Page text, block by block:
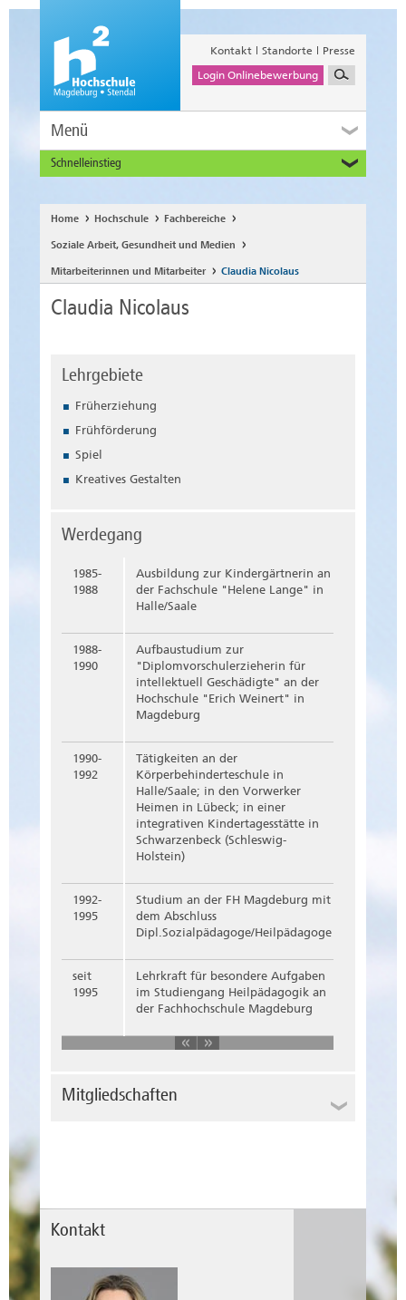
Kontakt Standorte
Presse
Login Onlinebewerbung
Menü
Schnelleinstieg
Alumni
Unternehmen und Institutionen
Beschäftigte
International
Home Hochschule Fachbereiche
Soziale Arbeit, Gesundheit und Medien
Mitarbeiterinnen und Mitarbeiter Claudia Nicolaus
Claudia Nicolaus
Lehrgebiete
Früherziehung
Frühförderung
Spiel
Kreatives Gestalten
Werdegang
1985-
1988
Ausbildung zur Kindergärtnerin an
der Fachschule "Helene Lange" in
Halle/Saale
1988-
1990
Aufbaustudium zur
"Diplomvorschulerzieherin für
intellektuell Geschädigte" an der
Hochschule "Erich Weinert" in
Magdeburg
1990-
1992
Tätigkeiten an der
Körperbehinderteschule in
Halle/Saale; in den Vorwerker
Heimen in Lübeck; in einer
integrativen Kindertagesstätte in
Schwarzenbeck (Schleswig-
Holstein)
1992-
1995
Studium an der FH Magdeburg mit
dem Abschluss
Dipl.Sozialpädagoge/Heilpädagoge
seit
1995
Lehrkraft für besondere Aufgaben
im Studiengang Heilpädagogik an
der Fachhochschule Magdeburg
Mitgliedschaften
Kontakt